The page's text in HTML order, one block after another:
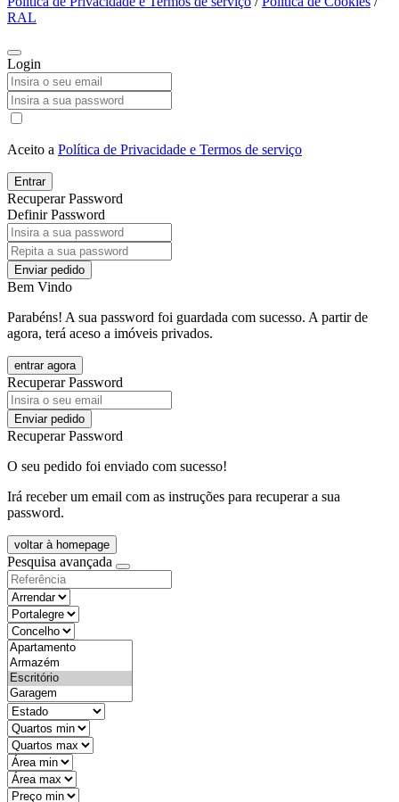
RAL
Login
Aceito a Política de Privacidade e Termos de serviço
Entrar
Recuperar Password
Definir Password
Enviar pedido
Bem Vindo
Parabéns! A sua password foi guardada com sucesso. A partir de
agora, terá aceso a imóveis privados.
entrar agora
Recuperar Password
Enviar pedido
Recuperar Password
O seu pedido foi enviado com sucesso!
Irá receber um email com as instruções para recuperar a sua
password.
voltar à homepage
Pesquisa avançada
objective
districtId
countyId
types
state
mintypo
maxtypo
minarea
maxarea
minprice